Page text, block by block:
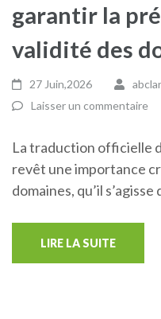
garantir la
validité des
27 Juin,2026
Laisser un commentaire
La traduction officielle
revêt une importance
domaines, qu’il s’agisse
LIRE LA SUITE